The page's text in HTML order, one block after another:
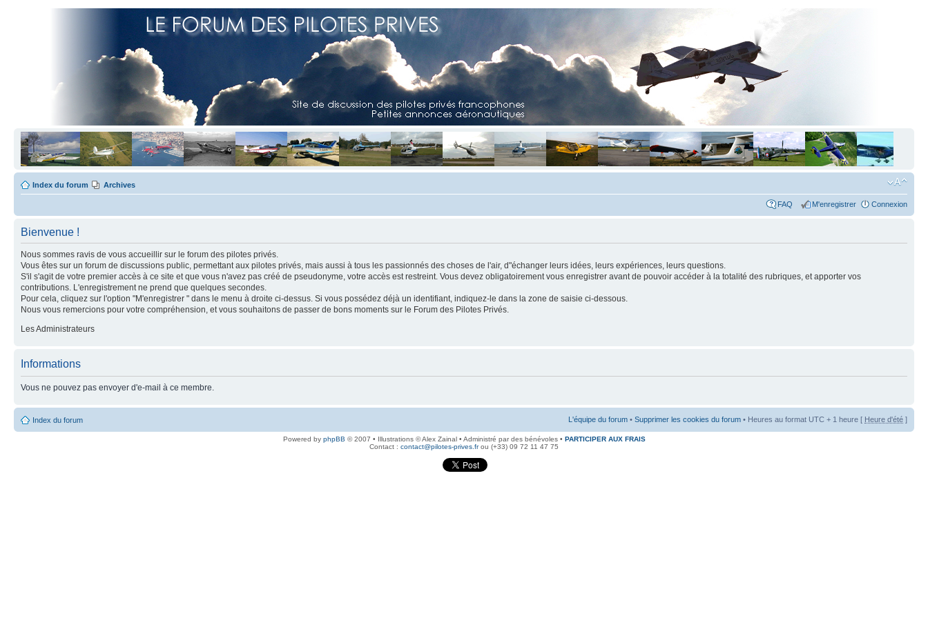
Index du forum Archives
FAQ M'enregistrer Connexion
Bienvenue !
Nous sommes ravis de vous accueillir sur le forum des pilotes privés.
Vous êtes sur un forum de discussions public, permettant aux pilotes privés, mais aussi à tous les passionnés des choses de l'air, d"échanger leurs idées, leurs expériences, leurs questions.
S'il s'agit de votre premier accès à ce site et que vous n'avez pas créé de pseudonyme, votre accès est restreint. Vous devez obligatoirement vous enregistrer avant de pouvoir accéder à la totalité des rubriques, et apporter vos
contributions. L'enregistrement ne prend que quelques secondes.
Pour cela, cliquez sur l'option "M'enregistrer " dans le menu à droite ci-dessus. Si vous possédez déjà un identifiant, indiquez-le dans la zone de saisie ci-dessous.
Nous vous remercions pour votre compréhension, et vous souhaitons de passer de bons moments sur le Forum des Pilotes Privés.
Les Administrateurs
Informations
Vous ne pouvez pas envoyer d'e-mail à ce membre.
Index du forum L'équipe du forum • Supprimer les cookies du forum • Heures au format UTC + 1 heure [ Heure d'été ]
Powered by phpBB © 2007 • Illustrations © Alex Zainal • Administré par des bénévoles • PARTICIPER AUX FRAIS
Contact : contact@pilotes-prives.frou (+33) 09 72 11 47 75